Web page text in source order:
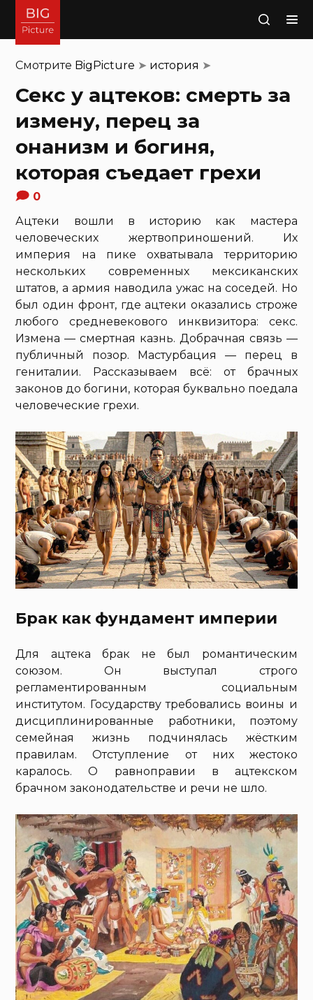
Поиск
Смотрите BigPicture ➤ история ➤
Секс у ацтеков: смерть за
измену, перец за
онанизм и богиня,
которая съедает грехи
0
Ацтеки вошли в историю как мастера
человеческих жертвоприношений. Их
империя на пике охватывала территорию
нескольких современных мексиканских
штатов, а армия наводила ужас на соседей. Но
был один фронт, где ацтеки оказались строже
любого средневекового инквизитора: секс.
Измена — смертная казнь. Добрачная связь —
публичный позор. Мастурбация — перец в
гениталии. Рассказываем всё: от брачных
законов до богини, которая буквально поедала
человеческие грехи.
Брак как фундамент империи
Для ацтека брак не был романтическим
союзом. Он выступал строго
регламентированным социальным
институтом. Государству требовались воины и
дисциплинированные работники, поэтому
семейная жизнь подчинялась жёстким
правилам. Отступление от них жестоко
каралось. О равноправии в ацтекском
брачном законодательстве и речи не шло.